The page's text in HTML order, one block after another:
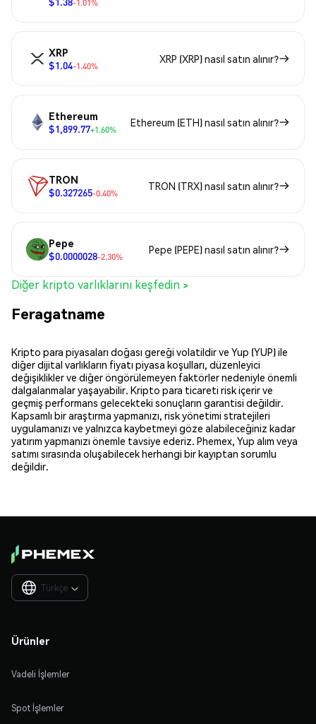
-1.01%
XRP
$1.04-1.40%
XRP (XRP) nasıl satın alınır?
Ethereum
$1,899.77+1.60%
Ethereum (ETH) nasıl satın alınır?
TRON
$0.327265-0.40%
TRON (TRX) nasıl satın alınır?
Pepe
$0.0000028-2.30%
Pepe (PEPE) nasıl satın alınır?
Diğer kripto varlıklarını keşfedin >
Feragatname
Kripto para piyasaları doğası gereği volatildir ve Yup (YUP) ile
diğer dijital varlıkların fiyatı piyasa koşulları, düzenleyici
değişiklikler ve diğer öngörülemeyen faktörler nedeniyle önemli
dalgalanmalar yaşayabilir. Kripto para ticareti risk içerir ve
geçmiş performans gelecekteki sonuçların garantisi değildir.
Kapsamlı bir araştırma yapmanızı, risk yönetimi stratejileri
uygulamanızı ve yalnızca kaybetmeyi göze alabileceğiniz kadar
yatırım yapmanızı önemle tavsiye ederiz. Phemex, Yup alım veya
satımı sırasında oluşabilecek herhangi bir kayıptan sorumlu
değildir.
Türkçe 
Ürünler
Vadeli İşlemler
Spot İşlemler